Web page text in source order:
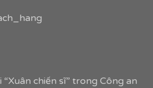
chiến sĩ” trong Công an